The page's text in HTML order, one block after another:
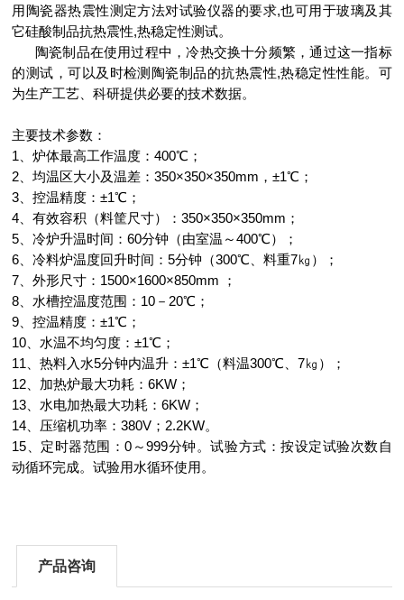
用陶瓷器热震性测定方法对试验仪器的要求,也可用于玻璃及其
它硅酸制品抗热震性,热稳定性测试。
陶瓷制品在使用过程中，冷热交换十分频繁，通过这一指标
的测试，可以及时检测陶瓷制品的抗热震性,热稳定性性能。可
为生产工艺、科研提供必要的技术数据。
主要技术参数：
1、炉体最高工作温度：400℃；
2、均温区大小及温差：350×350×350mm，±1℃；
3、控温精度：±1℃；
4、有效容积（料筐尺寸）：350×350×350mm；
5、冷炉升温时间：60分钟（由室温～400℃）；
6、冷料炉温度回升时间：5分钟（300℃、料重7㎏）；
7、外形尺寸：1500×1600×850mm ；
8、水槽控温度范围：10－20℃；
9、控温精度：±1℃；
10、水温不均匀度：±1℃；
11、热料入水5分钟内温升：±1℃（料温300℃、7㎏）；
12、加热炉最大功耗：6KW；
13、水电加热最大功耗：6KW；
14、压缩机功率：380V；2.2KW。
15、定时器范围：0～999分钟。试验方式：按设定试验次数自
动循环完成。试验用水循环使用。
产品咨询